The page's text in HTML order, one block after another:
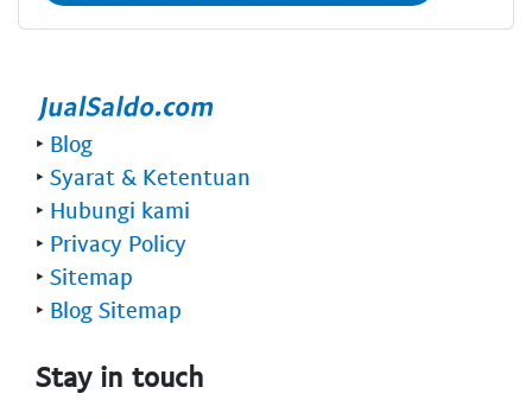
‣ Blog
‣ Syarat & Ketentuan
‣ Hubungi kami
‣ Privacy Policy
‣ Sitemap
‣ Blog Sitemap
Stay in touch